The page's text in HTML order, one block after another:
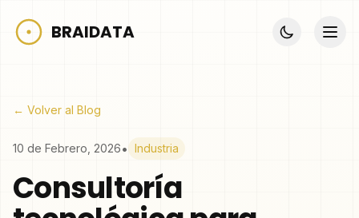
BRAIDATA
← Volver al Blog
10 de Febrero, 2026• Industria
Consultoría